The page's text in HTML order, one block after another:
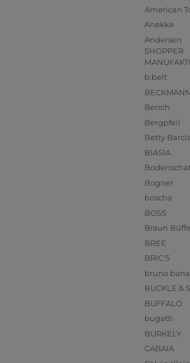
American
Anekke
Andersen
SHOPPER
b.belt
BECKMANN
Bench.
Bergpfeil
Betty
BIASIA
Bogner
boscha
BOSS
Braun
BREE
BRIC'S
bruno
BUCKLE &
BUFFALO
bugatti
BURKELY
CABAIA